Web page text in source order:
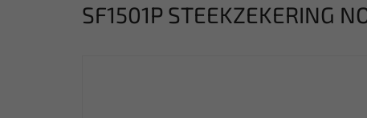
SF1501P STEEKZEKERING